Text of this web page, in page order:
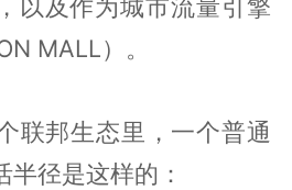
以及作为城市流量引擎
MALL）。
联邦生态里，一个普通
半径是这样的：